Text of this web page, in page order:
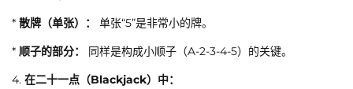
* 散牌（单张）：
单张“5”是非常小的牌。
* 顺子的部分：
同样是构成小顺子（A-2-3-4-5）的关键。
4. 在二十一点（Blackjack）中：